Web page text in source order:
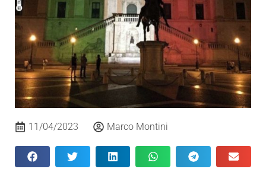
11/04/2023 Marco Montini